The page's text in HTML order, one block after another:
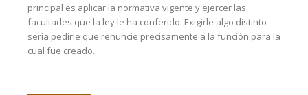
principal es aplicar la normativa vigente y ejercer las
facultades que la ley le ha conferido. Exigirle algo distinto
sería pedirle que renuncie precisamente a la función para la
cual fue creado.